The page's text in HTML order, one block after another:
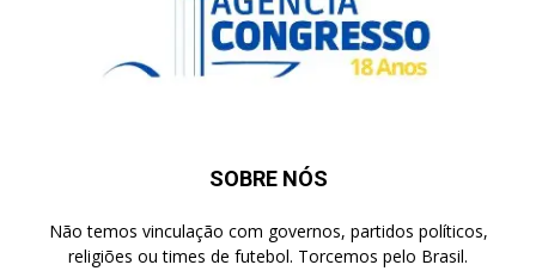
SOBRE NÓS
Não temos vinculação com governos, partidos políticos,
religiões ou times de futebol. Torcemos pelo Brasil.